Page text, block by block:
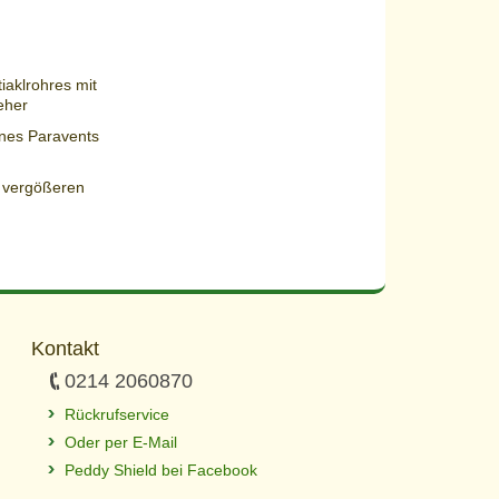
mit
Paravents
Kontakt
0214 2060870
Rückrufservice
Oder per E-Mail
Peddy Shield bei Facebook